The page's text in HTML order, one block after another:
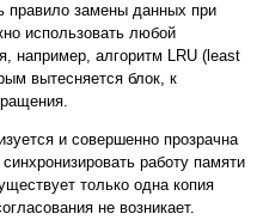
правило замены данных при
использовать любой
например, алгоритм LRU (least
вытесняется блок, к
и совершенно прозрачна
работу памяти
только одна копия
не возникает.